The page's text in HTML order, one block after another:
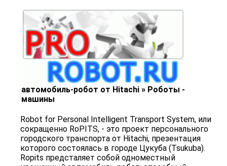
автомобиль-робот от Hitachi » Роботы -
машины
Robot for Personal Intelligent Transport System, или
сокращенно RoPITS, - это проект персонального
городского транспорта от Hitachi, презентация
которого состоялась в городе Цукуба (Tsukuba).
Ropits предсталяет собой одноместный